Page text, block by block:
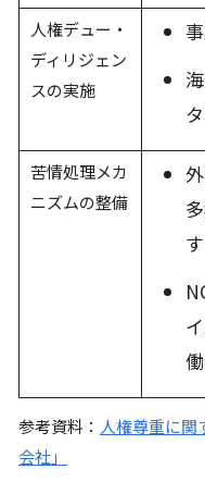
人権デュー・
ディリジェン
スの実施
苦情処理メカ
ニズムの整備
参考資料： 人権尊重に関
会社」